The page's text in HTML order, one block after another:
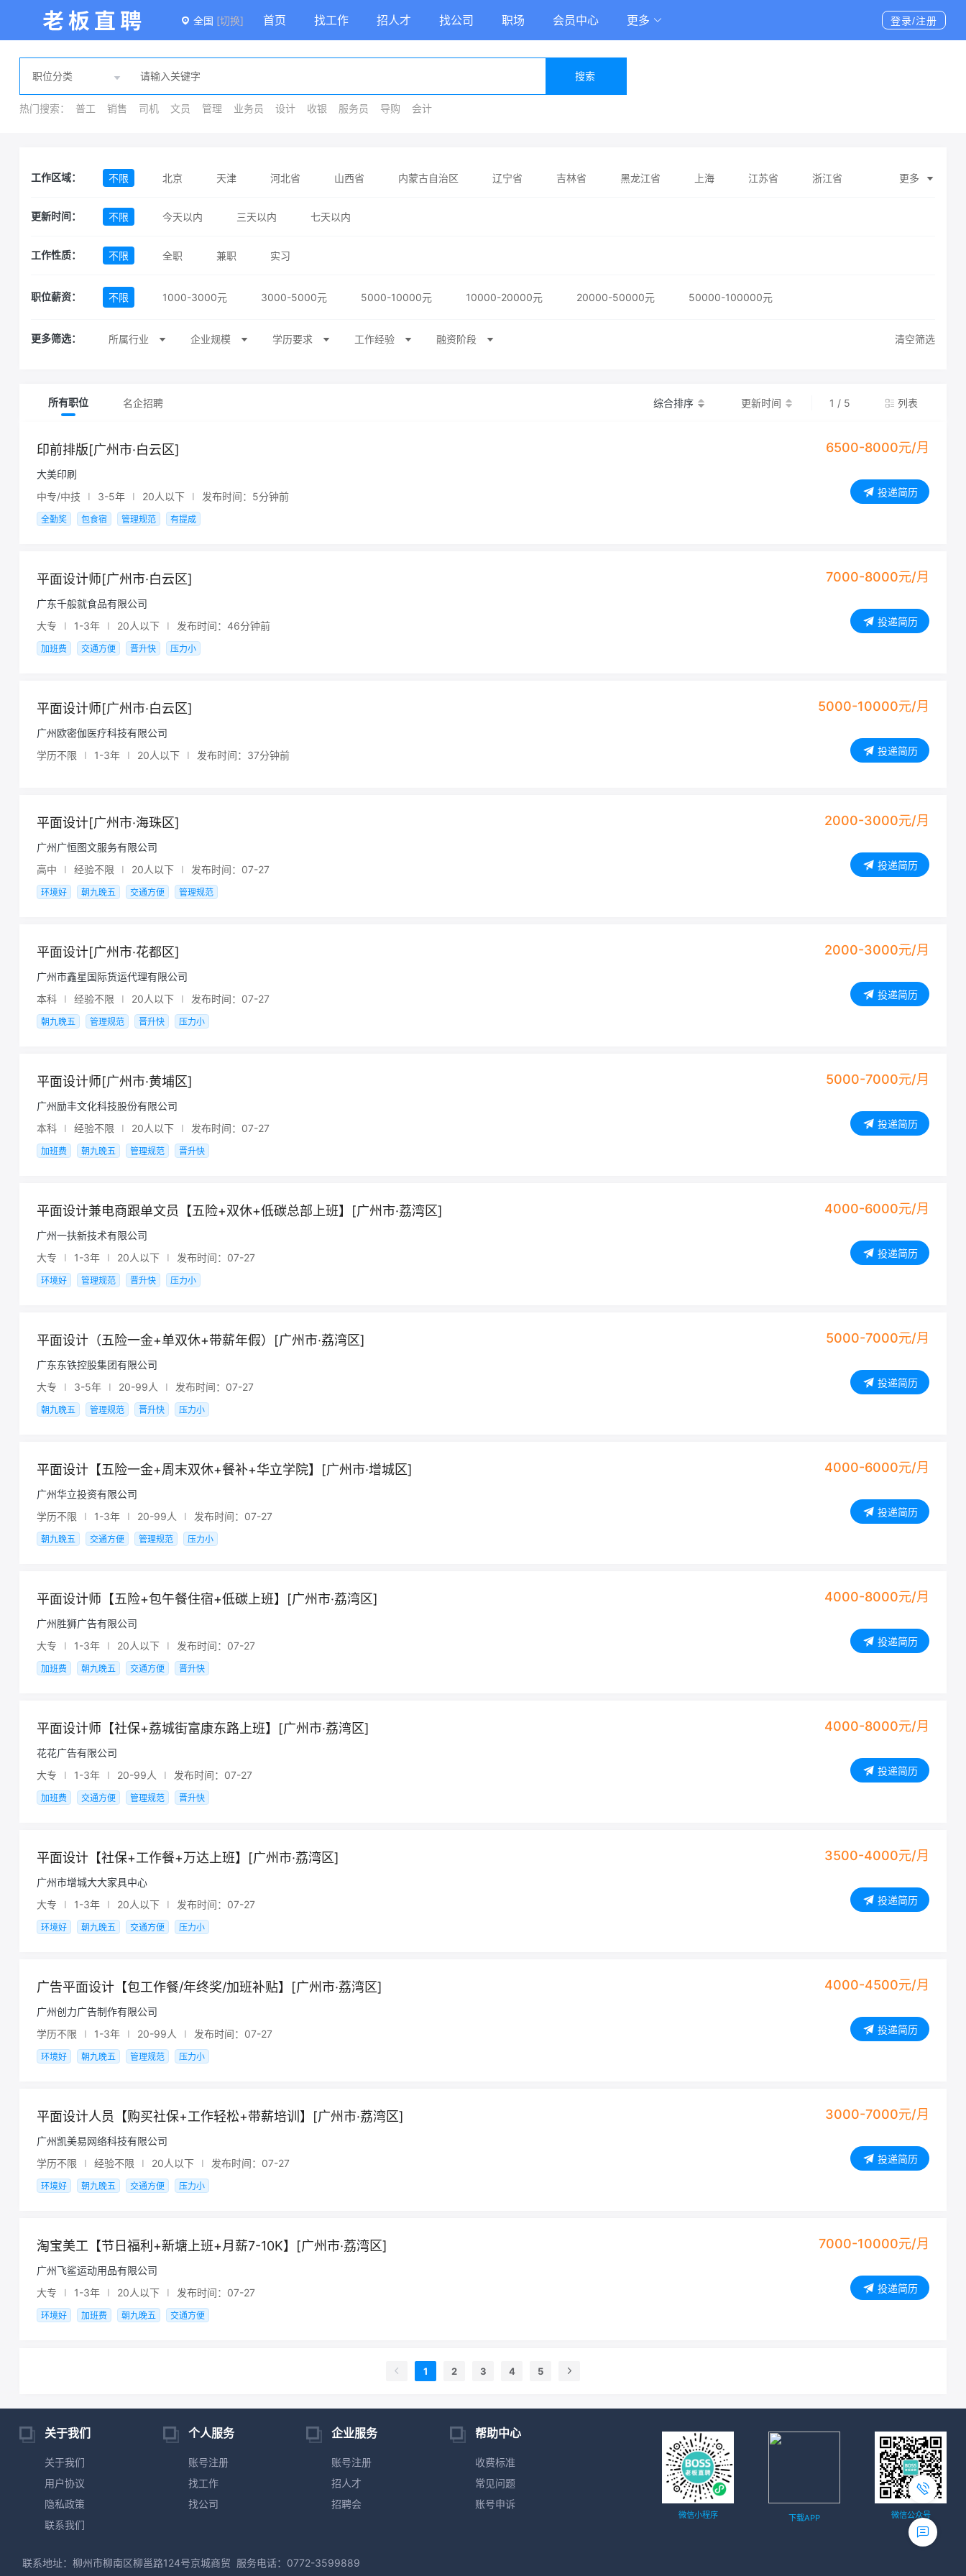
全国 [切换] 首页 找工作 招人才 找公司 职场 会员中心 更多 登录/注册
搜索
热门搜索： 普工 销售 司机 文员 管理 业务员 设计 收银 服务员 导购 会计
工作区域： 不限 北京 天津 河北省 山西省 内蒙古自治区 辽宁省 吉林省 黑龙江省 上海 江苏省 浙江省
安徽省 福建省 江西省 山东省
贵州省 云南省 西藏自治区
澳门特别行政区
更多
更新时间： 不限 今天以内 三天以内 七天以内
工作性质： 不限 全职 兼职 实习
职位薪资： 不限 1000-3000元 3000-5000元 5000-10000元 10000-20000元 20000-50000元 50000-100000元
更多筛选： 所属行业 企业规模 学历要求 工作经验 融资阶段 清空筛选
所有职位 名企招聘 综合排序 更新时间 1 / 5 列表
印前排版[广州市·白云区]
大美印刷
中专/中技
I 3-5年 I 20人以下 I 发布时间：5分钟前
6500-8000元/月
投递简历
全勤奖 包食宿 管理规范 有提成
平面设计师[广州市·白云区]
广东千般就食品有限公司
大专
I 1-3年 I 20人以下 I 发布时间：46分钟前
7000-8000元/月
投递简历
加班费 交通方便 晋升快 压力小
平面设计师[广州市·白云区]
广州欧密伽医疗科技有限公司
学历不限
I 1-3年 I 20人以下 I 发布时间：37分钟前
5000-10000元/月
投递简历
平面设计[广州市·海珠区]
广州广恒图文服务有限公司
高中
I 经验不限 I 20人以下 I 发布时间：07-27
2000-3000元/月
投递简历
环境好 朝九晚五 交通方便 管理规范
平面设计[广州市·花都区]
广州市鑫星国际货运代理有限公司
本科
I 经验不限 I 20人以下 I 发布时间：07-27
2000-3000元/月
投递简历
朝九晚五 管理规范 晋升快 压力小
平面设计师[广州市·黄埔区]
广州励丰文化科技股份有限公司
本科
I 经验不限 I 20人以下 I 发布时间：07-27
5000-7000元/月
投递简历
加班费 朝九晚五 管理规范 晋升快
平面设计兼电商跟单文员【五险+双休+低碳总部上班】[广州市·荔湾区]
广州一扶新技术有限公司
大专
I 1-3年 I 20人以下 I 发布时间：07-27
4000-6000元/月
投递简历
环境好 管理规范 晋升快 压力小
平面设计（五险一金+单双休+带薪年假）[广州市·荔湾区]
广东东铁控股集团有限公司
大专
I 3-5年 I 20-99人 I 发布时间：07-27
5000-7000元/月
投递简历
朝九晚五 管理规范 晋升快 压力小
平面设计【五险一金+周末双休+餐补+华立学院】[广州市·增城区]
广州华立投资有限公司
学历不限
I 1-3年 I 20-99人 I 发布时间：07-27
4000-6000元/月
投递简历
朝九晚五 交通方便 管理规范 压力小
平面设计师【五险+包午餐住宿+低碳上班】[广州市·荔湾区]
广州胜狮广告有限公司
大专
I 1-3年 I 20人以下 I 发布时间：07-27
4000-8000元/月
投递简历
加班费 朝九晚五 交通方便 晋升快
平面设计师【社保+荔城街富康东路上班】[广州市·荔湾区]
花花广告有限公司
大专
I 1-3年 I 20-99人 I 发布时间：07-27
4000-8000元/月
投递简历
加班费 交通方便 管理规范 晋升快
平面设计【社保+工作餐+万达上班】[广州市·荔湾区]
广州市增城大大家具中心
大专
I 1-3年 I 20人以下 I 发布时间：07-27
3500-4000元/月
投递简历
环境好 朝九晚五 交通方便 压力小
广告平面设计【包工作餐/年终奖/加班补贴】[广州市·荔湾区]
广州创力广告制作有限公司
学历不限
I 1-3年 I 20-99人 I 发布时间：07-27
4000-4500元/月
投递简历
环境好 朝九晚五 管理规范 压力小
平面设计人员【购买社保+工作轻松+带薪培训】[广州市·荔湾区]
广州凯美易网络科技有限公司
学历不限
I 经验不限 I 20人以下 I 发布时间：07-27
3000-7000元/月
投递简历
环境好 朝九晚五 交通方便 压力小
淘宝美工【节日福利+新塘上班+月薪7-10K】[广州市·荔湾区]
广州飞鲨运动用品有限公司
大专
I 1-3年 I 20人以下 I 发布时间：07-27
7000-10000元/月
投递简历
环境好 加班费 朝九晚五 交通方便
1 2 3 4 5
关于我们
关于我们
用户协议
隐私政策
联系我们
个人服务
账号注册
找工作
找公司
企业服务
账号注册
招人才
招聘会
帮助中心
收费标准
常见问题
账号申诉
微信小程序 下载APP 微信公众号
联系地址：柳州市柳南区柳邕路124号京城商贸 服务电话：0772-3599889